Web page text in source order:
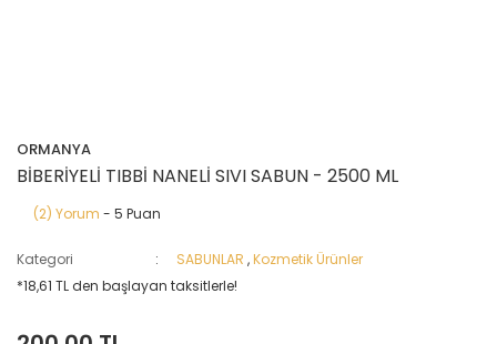
ORMANYA
BİBERİYELİ TIBBİ NANELİ SIVI SABUN - 2500 ML
(2) Yorum - 5 Puan
Kategori SABUNLAR ,Kozmetik Ürünler
*18,61 TL den başlayan taksitlerle!